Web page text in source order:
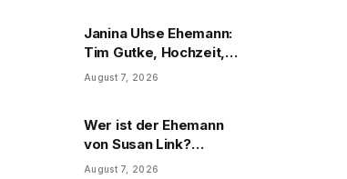
Janina Uhse Ehemann:
Tim Gutke, Hochzeit,
Sohn und Familie
August 7, 2026
Wer ist der Ehemann
von Susan Link?
Wolfgang Link, Beruf
August 7, 2026